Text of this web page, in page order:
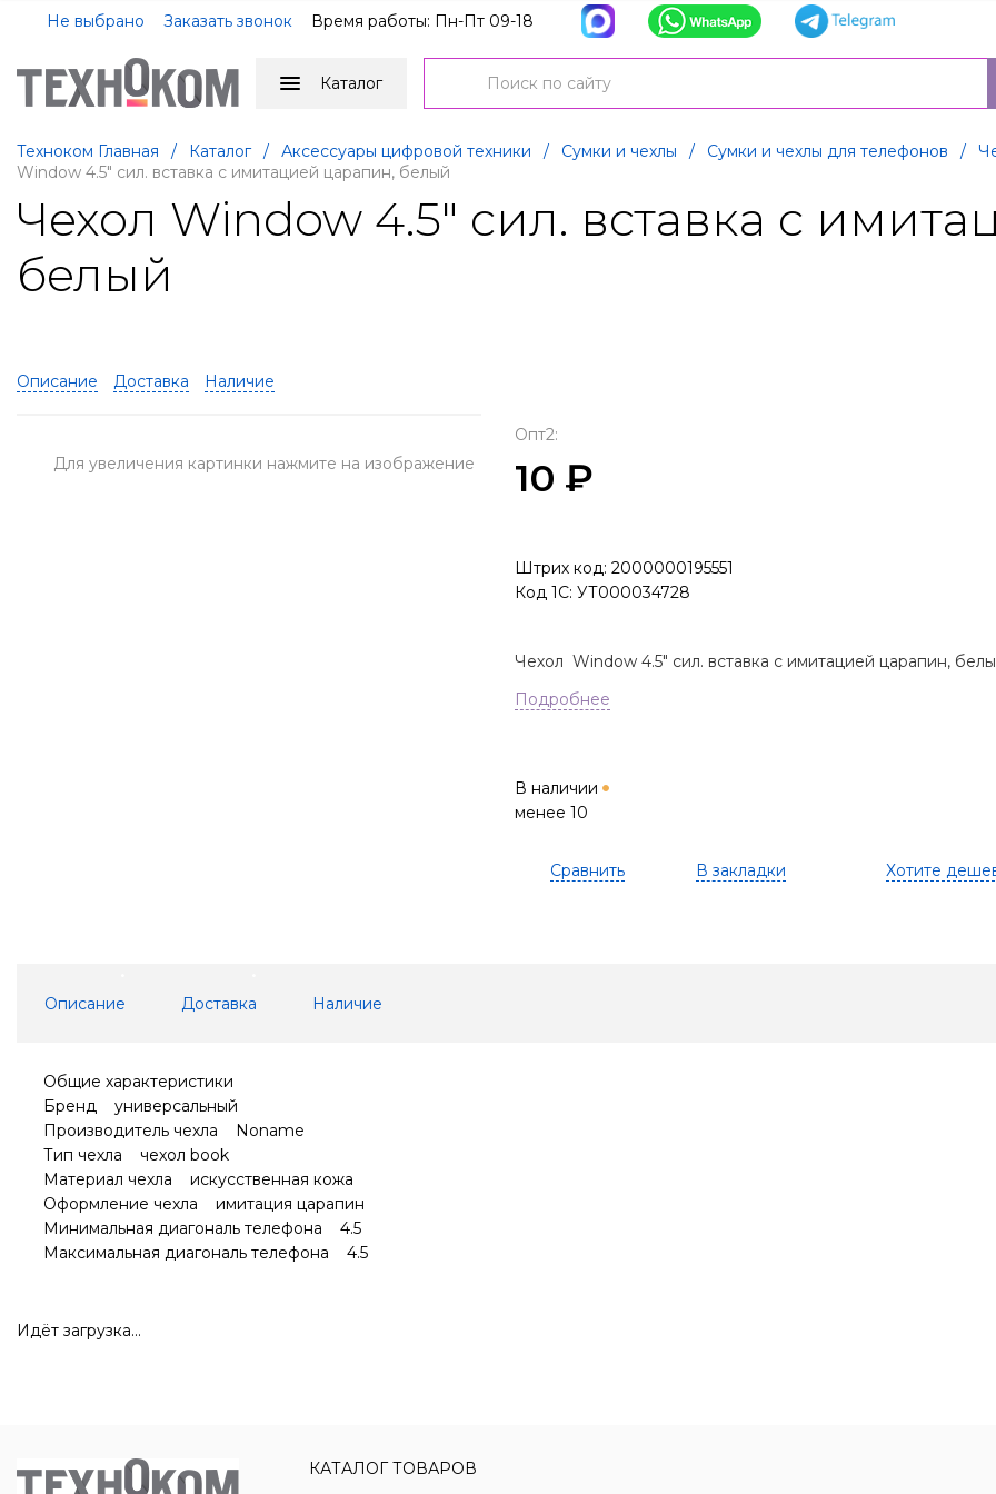
Не выбрано Заказать звонок Время работы: Пн-Пт 09-18
Каталог
Техноком Главная / Каталог / Аксессуары цифровой техники / Сумки и чехлы / Сумки и чехлы для телефонов /
Window 4.5" сил. вставка с имитацией царапин, белый
Чехол Window 4.5" сил. вставка с
белый
Описание Доставка Наличие
Для увеличения картинки нажмите на изображение
Опт2:
10 ₽
Штрих код: 2000000195551
Код 1С: УТ000034728
Чехол Window 4.5" сил. вставка с имитацией царапин,
Подробнее
В наличии
менее 10
Сравнить В закладки Хотите
Описание Доставка Наличие
Общие характеристики
Бренд универсальный
Производитель чехла Noname
Тип чехла чехол book
Материал чехла искусственная кожа
Оформление чехла имитация царапин
Минимальная диагональ телефона 4.5
Максимальная диагональ телефона 4.5
Идёт загрузка...
КАТАЛОГ ТОВАРОВ